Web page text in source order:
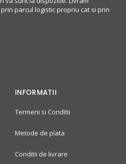
parcul logistic propriu cat si prin
INFORMATII
Termeni si Conditii
Metode de plata
Conditii de livrare